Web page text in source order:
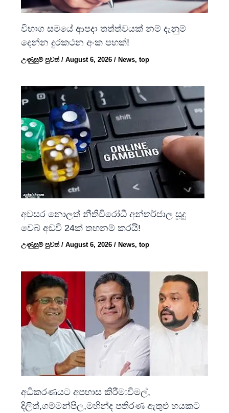
විභාග සමයේ ආපදා තත්ත්වයක් නම් දැනුම්
දෙන්න දුරකථන අංක පහක්!
උණුසුම් පුවත්/August 6, 2026/News,top
අවසර නොලත් නීතිවිරෝධී අන්තර්ජාල සූදු
වෙබ් අඩවි 24ක් තහනම් කරයි!
උණුසුම් පුවත්/August 6, 2026/ News,top
අධිකරණයට අපහාස කිරීම:විමල්,
දිලිත්,ගම්මන්පිල,මහින්ද පතිරණ ඇතුළු හයකට